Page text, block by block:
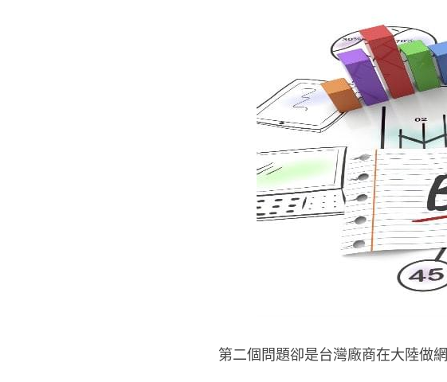
第二個問題卻是台灣廠商在大陸做